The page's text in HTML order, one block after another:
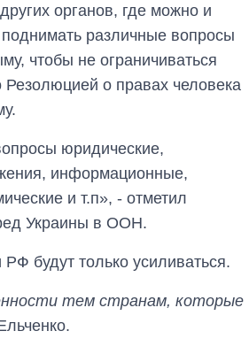
органов, где можно и
различные вопросы
чтобы не ограничиваться
Резолюцией о правах человека
юридические,
информационные,
и т.п», - отметил
Украины в ООН.
будут только усиливаться.
тем странам, которые
Как за 10 лет
изменилось
количество
поступающих в
бакалавриат,
аспирантуру